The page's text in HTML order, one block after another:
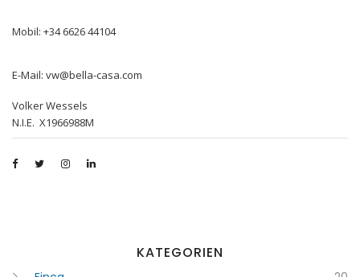
Mobil: +34 6626 44104
E-Mail: vw@bella-casa.com
Volker Wessels
N.I.E. X1966988M
KATEGORIEN